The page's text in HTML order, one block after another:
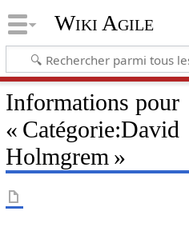
Wiki Agile
Informations pour
« Catégorie:David
Holmgrem »